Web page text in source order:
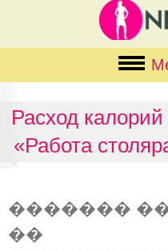
Расход
«Работа
�������
��